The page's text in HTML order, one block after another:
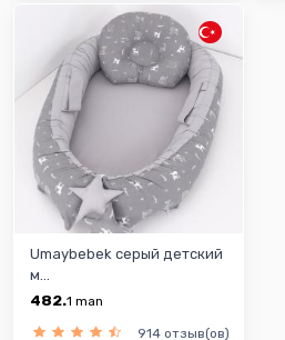
Umaybebek серый детский
м...
482.1 man
914 отзыв(ов)